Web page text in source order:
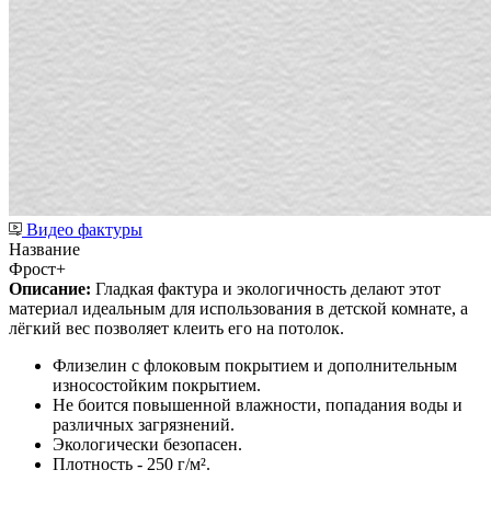
Видео фактуры
Название
Фрост+
Описание: Гладкая фактура и экологичность делают этот
материал идеальным для использования в детской комнате, а
лёгкий вес позволяет клеить его на потолок.
Флизелин с флоковым покрытием и дополнительным
износостойким покрытием.
Не боится повышенной влажности, попадания воды и
различных загрязнений.
Экологически безопасен.
Плотность - 250 г/м².